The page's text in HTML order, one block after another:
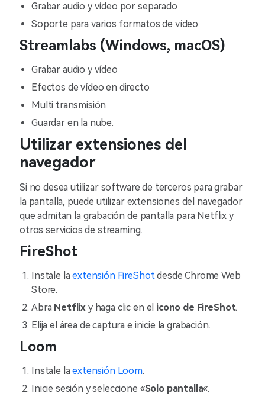
Grabar audio y vídeo por separado
Soporte para varios formatos de vídeo
Streamlabs (Windows, macOS)
Grabar audio y vídeo
Efectos de vídeo en directo
Multi transmisión
Guardar en la nube.
Utilizar extensiones del
navegador
Si no desea utilizar software de terceros para grabar
la pantalla, puede utilizar extensiones del navegador
que admitan la grabación de pantalla para Netflix y
otros servicios de streaming.
FireShot
Instale laextensión FireShotdesde Chrome Web
Store.
Abra Netflix y haga clic en el icono de FireShot.
Elija el área de captura e inicie la grabación.
Loom
Instale laextensión Loom.
Inicie sesión y seleccione «Solo pantalla«.